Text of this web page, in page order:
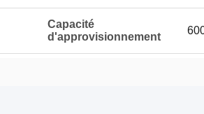
Capacité
d'approvisionnement